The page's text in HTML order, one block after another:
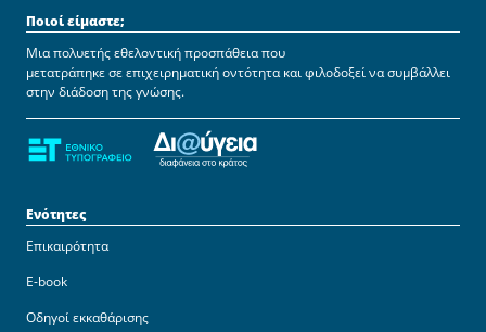
Ποιοί είμαστε;
Μια πολυετής εθελοντική προσπάθεια που
μετατράπηκε σε επιχειρηματική οντότητα και φιλοδοξεί να συμβάλλει
στην διάδοση της γνώσης.
Ενότητες
Επικαιρότητα
E-book
Οδηγοί εκκαθάρισης